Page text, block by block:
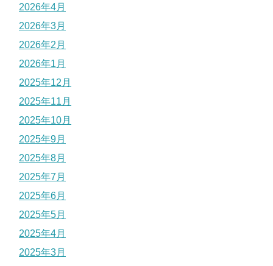
2026年4月
2026年3月
2026年2月
2026年1月
2025年12月
2025年11月
2025年10月
2025年9月
2025年8月
2025年7月
2025年6月
2025年5月
2025年4月
2025年3月